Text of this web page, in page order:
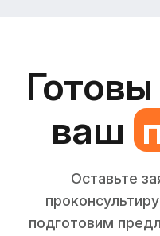
ваш
Оставьте
подготовим